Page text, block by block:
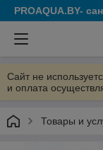
PROAQUA.BY-
Сайт не
и оплата
Товары и